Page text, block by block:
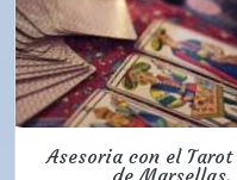
Asesoria con el Tarot
de Marsellas,